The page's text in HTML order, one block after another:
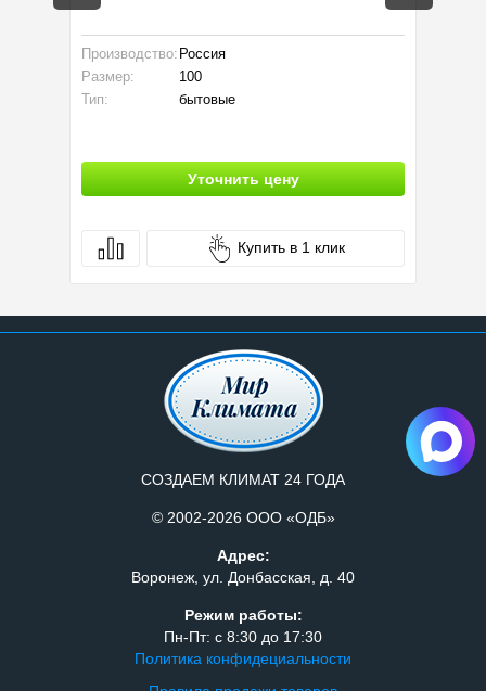
Производство: Россия
Размер:
100
Тип:
бытовые
Уточнить цену
Купить в 1 клик
СОЗДАЕМ КЛИМАТ 24 ГОДА
© 2002-2026 ООО «ОДБ»
Адрес:
Воронеж, ул. Донбасская, д. 40
Режим работы:
Пн-Пт: с 8:30 до 17:30
Политика конфидециальности